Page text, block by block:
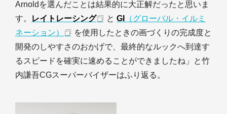
Arnoldを選んだことは結果的に大正解だったと思いま
す。
レイトレーシング と GI
（グローバル・イルミ
ネーション）
を使用したときの画づくりの完成度と
開発のしやすさのおかげで、最終的なルックへ到達す
るスピードを確実に速めることができましたね」と竹
内謙吾CGスーパーバイザーはふり返る。